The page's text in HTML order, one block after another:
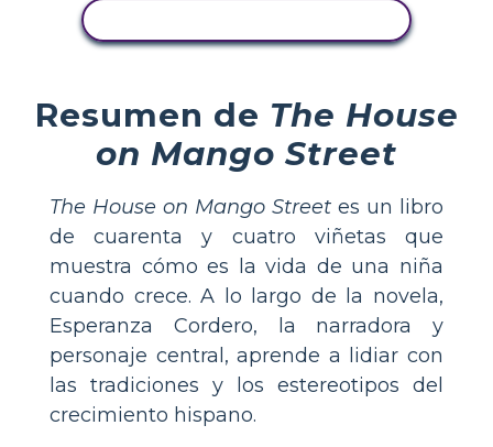
Resumen de The House
on Mango Street
The House on Mango Street es un libro
de cuarenta y cuatro viñetas que
muestra cómo es la vida de una niña
cuando crece. A lo largo de la novela,
Esperanza Cordero, la narradora y
personaje central, aprende a lidiar con
las tradiciones y los estereotipos del
crecimiento hispano.